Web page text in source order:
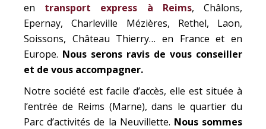
en transport express à Reims, Châlons,
Epernay, Charleville Mézières, Rethel, Laon,
Soissons, Château Thierry… en France et en
Europe. Nous serons ravis de vous conseiller
et de vous accompagner.
Notre société est facile d’accès, elle est située à
l’entrée de Reims (Marne), dans le quartier du
Parc d’activités de la Neuvillette. Nous sommes